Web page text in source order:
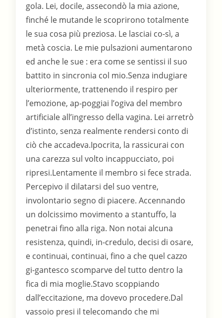
gola. Lei, docile, assecondò la mia azione,
finché le mutande le scoprirono totalmente
le sua cosa più preziosa. Le lasciai co-sì, a
metà coscia. Le mie pulsazioni aumentarono
ed anche le sue : era come se sentissi il suo
battito in sincronia col mio.Senza indugiare
ulteriormente, trattenendo il respiro per
l’emozione, ap-poggiai l’ogiva del membro
artificiale all’ingresso della vagina. Lei arretrò
d’istinto, senza realmente rendersi conto di
ciò che accadeva.Ipocrita, la rassicurai con
una carezza sul volto incappucciato, poi
ripresi.Lentamente il membro si fece strada.
Percepivo il dilatarsi del suo ventre,
involontario segno di piacere. Accennando
un dolcissimo movimento a stantuffo, la
penetrai fino alla riga. Non notai alcuna
resistenza, quindi, in-credulo, decisi di osare,
e continuai, continuai, fino a che quel cazzo
gi-gantesco scomparve del tutto dentro la
fica di mia moglie.Stavo scoppiando
dall’eccitazione, ma dovevo procedere.Dal
vassoio presi il telecomando che mi